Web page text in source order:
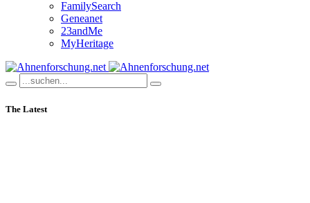
FamilySearch
Geneanet
23andMe
MyHeritage
The Latest